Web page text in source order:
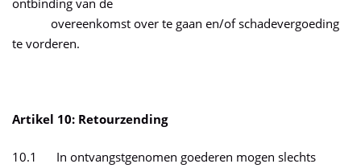
ontbinding van de
overeenkomst over te gaan en/of schadevergoeding
te vorderen.
Artikel 10: Retourzending
10.1 In ontvangstgenomen goederen mogen slechts